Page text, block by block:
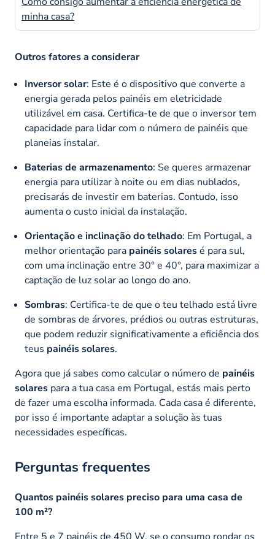
minha casa?
Outros fatores a considerar
Inversor solar: Este é o dispositivo que converte a
energia gerada pelos painéis em eletricidade
utilizável em casa. Certifica-te de que o inversor tem
capacidade para lidar com o número de painéis que
planeias instalar.
Baterias de armazenamento: Se queres armazenar
energia para utilizar à noite ou em dias nublados,
precisarás de investir em baterias. Contudo, isso
aumenta o custo inicial da instalação.
Orientação e inclinação do telhado: Em Portugal, a
melhor orientação para painéis solaresé para sul,
com uma inclinação entre 30° e 40°, para maximizar a
captação de luz solar ao longo do ano.
Sombras: Certifica-te de que o teu telhado está livre
de sombras de árvores, prédios ou outras estruturas,
que podem reduzir significativamente a eficiência dos
teus painéis solares.
Agora que já sabes como calcular o número de painéis
solares para a tua casa em Portugal, estás mais perto
de fazer uma escolha informada. Cada casa é diferente,
por isso é importante adaptar a solução às tuas
necessidades específicas.
Perguntas frequentes
Quantos painéis solares preciso para uma casa de
100 m²?